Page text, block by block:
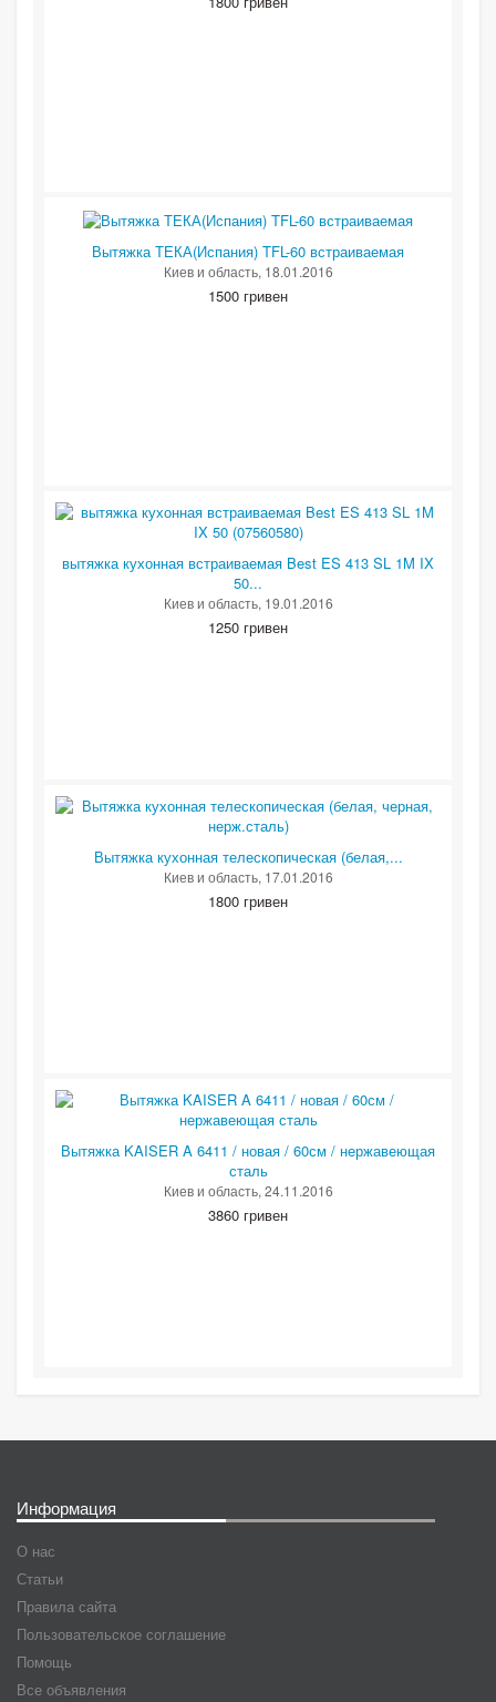
Вытяжка ТЕКА(Испания) TFL-60 встраиваемая
Киев и область, 18.01.2016
1500 гривен
вытяжка кухонная встраиваемая Best ES 413 SL 1M IX
50...
Киев и область, 19.01.2016
1250 гривен
Вытяжка кухонная телескопическая (белая,...
Киев и область, 17.01.2016
1800 гривен
Вытяжка KAISER A 6411 / новая / 60см / нержавеющая
сталь
Киев и область, 24.11.2016
3860 гривен
Информация
О нас
Статьи
Правила сайта
Пользовательское соглашение
Помощь
Все объявления